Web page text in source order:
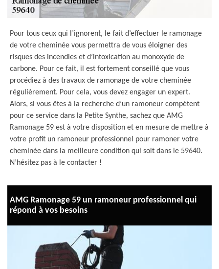
Pour tous ceux qui l’ignorent, le fait d’effectuer le ramonage
de votre cheminée vous permettra de vous éloigner des
risques des incendies et d’intoxication au monoxyde de
carbone. Pour ce fait, il est fortement conseillé que vous
procédiez à des travaux de ramonage de votre cheminée
régulièrement. Pour cela, vous devez engager un expert.
Alors, si vous êtes à la recherche d’un ramoneur compétent
pour ce service dans la Petite Synthe, sachez que AMG
Ramonage 59 est à votre disposition et en mesure de mettre à
votre profit un ramoneur professionnel pour ramoner votre
cheminée dans la meilleure condition qui soit dans le 59640.
N’hésitez pas à le contacter !
AMG Ramonage 59 un ramoneur professionnel qui
répond à vos besoins